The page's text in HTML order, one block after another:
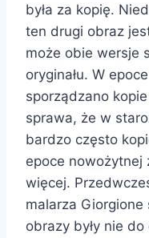
była za kopię.
ten drugi obraz
może obie wersje
oryginału. W
sporządzano
sprawa, że w
bardzo często
epoce nowożytnej
więcej.
malarza Giorgione
obrazy były nie